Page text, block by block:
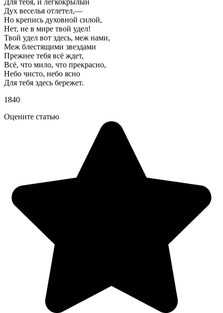
Дух веселья отлетел,—
Но крепись духовной силой,
Нет, не в мире твой удел!
Твой удел вот здесь, меж нами,
Меж блестящими звездами
Прежнее тебя всё ждет,
Всё, что мило, что прекрасно,
Небо чисто, небо ясно
Для тебя здесь бережет.
1840
Оцените статью